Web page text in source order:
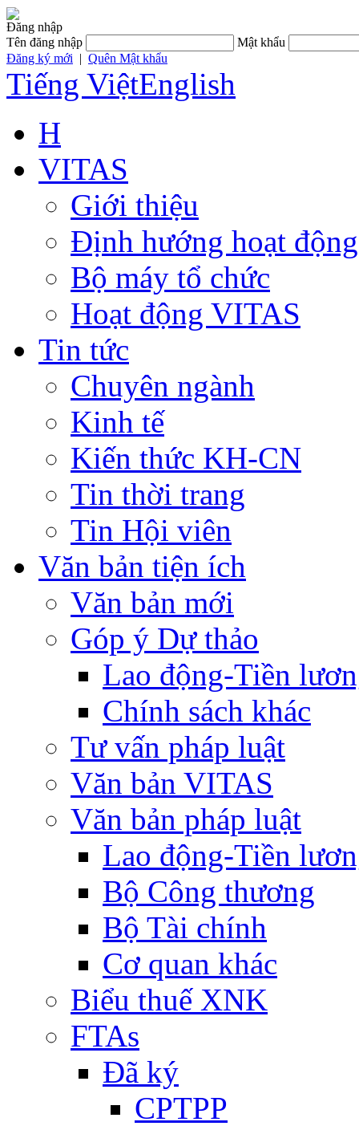
Đăng nhập
Tên đăng nhập
Mật khẩu
Đăng ký mới | Quên Mật khẩu
Tiếng ViệtEnglish
H
VITAS
Giới thiệu
Định hướng hoạt động
Bộ máy tổ chức
Hoạt động VITAS
Tin tức
Chuyên ngành
Kinh tế
Kiến thức KH-CN
Tin thời trang
Tin Hội viên
Văn bản tiện ích
Văn bản mới
Góp ý Dự thảo
Lao động-Tiền
Chính sách khác
Tư vấn pháp luật
Văn bản VITAS
Văn bản pháp luật
Lao động-Tiền
Bộ Công thương
Bộ Tài chính
Cơ quan khác
Biểu thuế XNK
FTAs
Đã ký
CPTPP